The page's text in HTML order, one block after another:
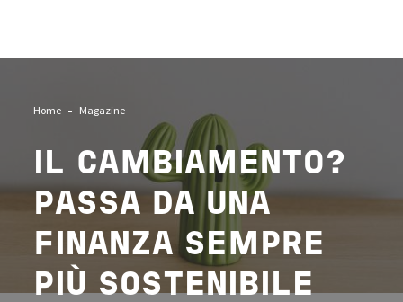
Home Magazine
IL CAMBIAMENTO?
PASSA DA UNA
FINANZA SEMPRE
PIÙ SOSTENIBILE